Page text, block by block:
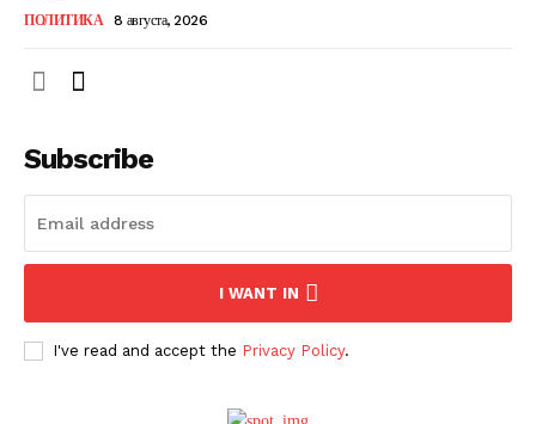
ПОЛИТИКА 8 августа, 2026
Subscribe
I WANT IN
I've read and accept the Privacy Policy.